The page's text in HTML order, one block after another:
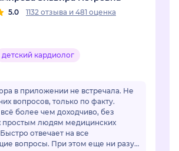
5.0 1132 отзыва и 481 оценка
детский кардиолог
в приложении не встречала. Не
вопросов, только по факту.
более чем доходчиво, без
простым людям медицинских
отвечает на все
вопросы. При этом еще ни разу